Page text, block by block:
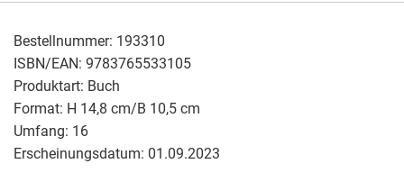
Bestellnummer: 193310
ISBN/EAN: 9783765533105
Produktart: Buch
Format: H 14,8 cm/B 10,5 cm
Umfang: 16
Erscheinungsdatum: 01.09.2023